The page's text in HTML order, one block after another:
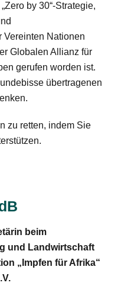
by 30“-Strategie,
Vereinten Nationen
Globalen Allianz für
gerufen worden ist.
übertragenen
zu retten, indem Sie
beim
und Landwirtschaft
„Impfen für Afrika“